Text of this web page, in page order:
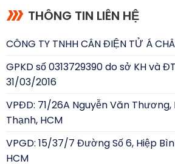
THÔNG TIN LIÊN HỆ
CÔNG TY TNHH CÂN ĐIỆN TỬ Á
GPKD số 0313729390 do sở KH và
31/03/2016
VPĐD: 71/26A Nguyễn Văn
Thạnh, HCM
VPGD: 15/37/7 Đường Số 6, Hiệp
HCM